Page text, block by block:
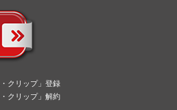
クリップ」登録
クリップ」解約